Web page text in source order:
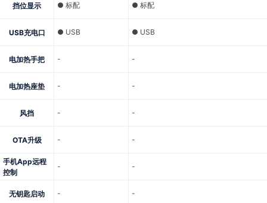
挡位显示 ● 标配 ● 标配
USB充电口 ● USB ● USB
电加热手把 - -
电加热座垫 - -
风挡 - -
OTA升级 - -
手机App远程
控制
- -
无钥匙启动 - -